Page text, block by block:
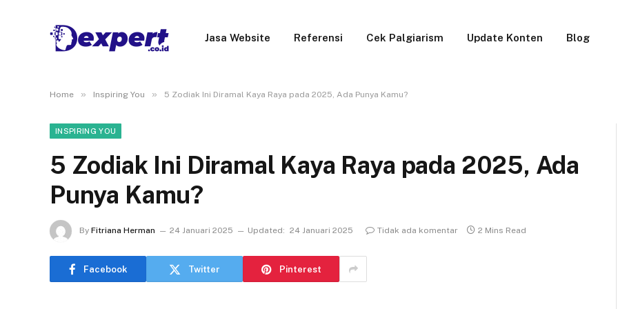
Jasa Website Referensi Cek Palgiarism Update Konten Blog
Home » Inspiring You » 5 Zodiak Ini Diramal Kaya Raya pada 2025, Ada Punya Kamu?
INSPIRING YOU
5 Zodiak Ini Diramal Kaya Raya pada 2025, Ada
Punya Kamu?
By Fitriana Herman 24 Januari 2025 Updated: 24 Januari 2025 Tidak ada komentar 2 Mins Read
Facebook Twitter Pinterest